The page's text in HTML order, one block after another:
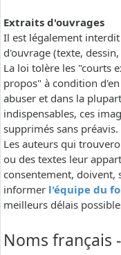
Extraits d'ouvrages
Il est légalement
d'ouvrage (texte,
La loi tolère les "courts
propos" à condition
abuser et dans la
indispensables, ces
supprimés sans préavis.
Les auteurs qui
ou des textes leur
consentement, doivent,
informer l'équipe du
meilleurs délais
Noms français